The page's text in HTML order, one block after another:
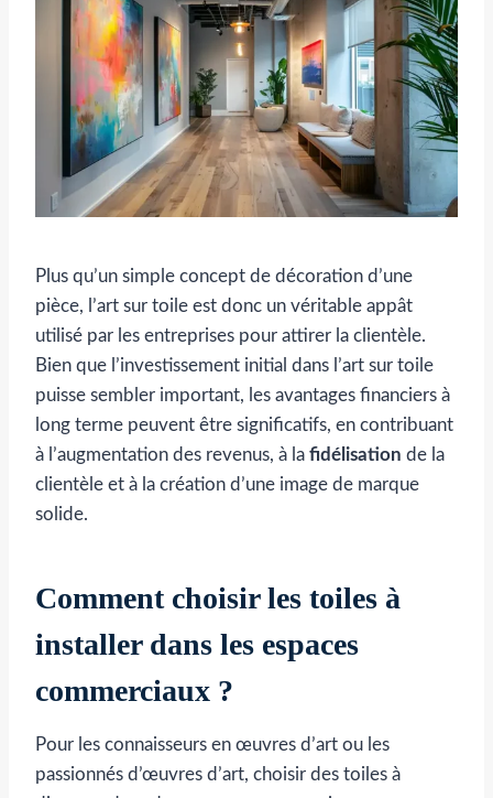
Plus qu’un simple concept de décoration d’une
pièce, l’art sur toile est donc un véritable appât
utilisé par les entreprises pour attirer la clientèle.
Bien que l’investissement initial dans l’art sur toile
puisse sembler important, les avantages financiers à
long terme peuvent être significatifs, en contribuant
à l’augmentation des revenus, à la fidélisation de la
clientèle et à la création d’une image de marque
solide.
Comment choisir les toiles à
installer dans les espaces
commerciaux ?
Pour les connaisseurs en œuvres d’art ou les
passionnés d’œuvres d’art, choisir des toiles à